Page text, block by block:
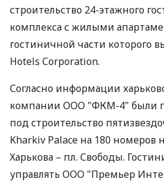
строительство 24-этажного
комплекса с жилыми
гостиничной части которого
Hotels Corporation.
Согласно информации
компании ООО "ФКМ-4" были
под строительство
Kharkiv Palace на 180 номеров
Харькова – пл. Свободы.
управлять ООО "Премьер